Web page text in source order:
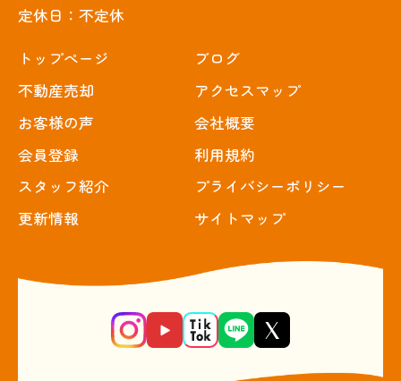
定休日：不定休
トップぺージ
不動産売却
お客様の声
会員登録
スタッフ紹介
更新情報
ブログ
アクセスマップ
会社概要
利用規約
プライバシーポリシー
サイトマップ